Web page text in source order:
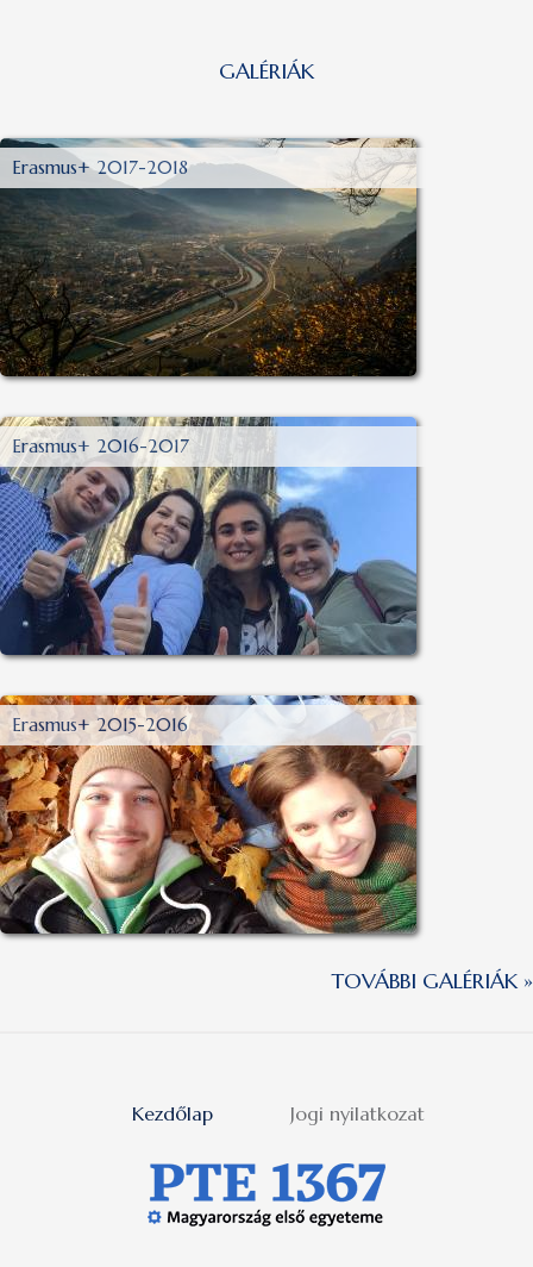
GALÉRIÁK
Erasmus+ 2017-2018
Erasmus+ 2016-2017
Erasmus+ 2015-2016
TOVÁBBI GALÉRIÁK »
Kezdőlap Jogi nyilatkozat